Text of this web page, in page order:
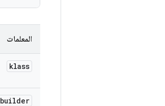
المعلمات
klass
builder